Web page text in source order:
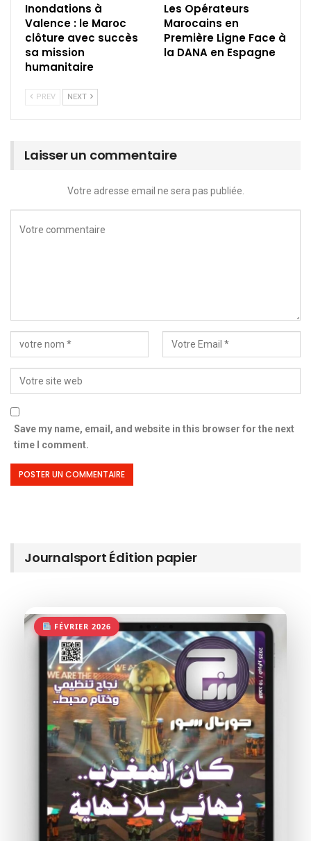
Inondations à
Valence : le Maroc
clôture avec succès
sa mission
humanitaire
Les Opérateurs
Marocains en
Première Ligne Face à
la DANA en Espagne
PREV NEXT
Laisser un commentaire
Votre adresse email ne sera pas publiée.
Save my name, email, and website in this browser for the next
time I comment.
Journalsport Édition papier
FÉVRIER 2026